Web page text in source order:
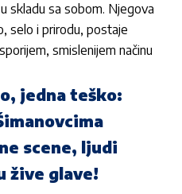
skladu sa sobom. Njegova
selo i prirodu, postaje
smislenijem načinu
jedna teško:
scene, ljudi
žive glave!